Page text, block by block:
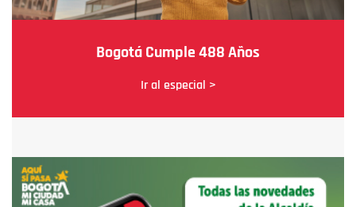
Bogotá Cumple 488 Años
Ir al especial >